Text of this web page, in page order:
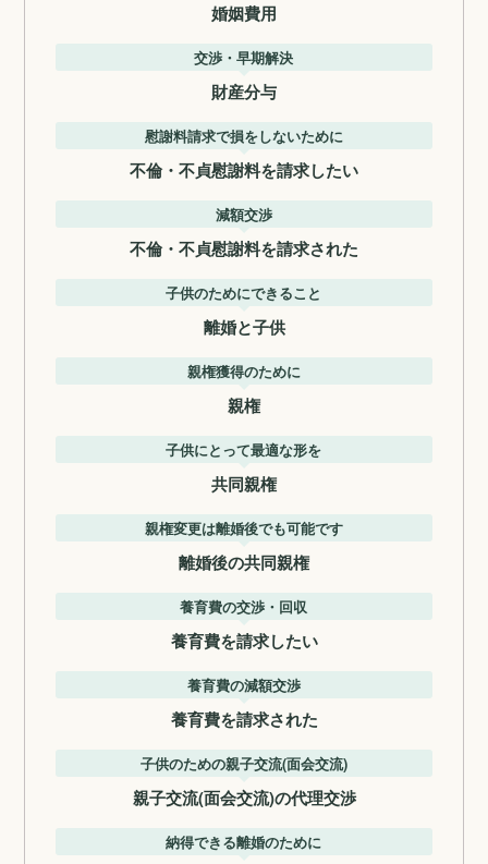
婚姻費用
交渉・早期解決
財産分与
慰謝料請求で損をしないために
不倫・不貞慰謝料を請求したい
減額交渉
不倫・不貞慰謝料を請求された
子供のためにできること
離婚と子供
親権獲得のために
親権
子供にとって最適な形を
共同親権
親権変更は離婚後でも可能です
離婚後の共同親権
養育費の交渉・回収
養育費を請求したい
養育費の減額交渉
養育費を請求された
子供のための親子交流(面会交流)
親子交流(面会交流)の代理交渉
納得できる離婚のために